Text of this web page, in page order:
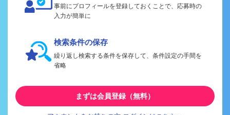
事前にプロフィールを登録しておくことで、応募時の
入力が簡単に
検索条件の保存
繰り返し検索する条件を保存して、条件設定の手間を
省略
まずは会員登録（無料）